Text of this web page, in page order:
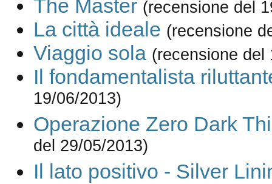
The Master (recensione del
La città ideale (recensione
Viaggio sola (recensione del
Il fondamentalista
19/06/2013)
Operazione Zero Dark
del 29/05/2013)
Il lato positivo - Silver